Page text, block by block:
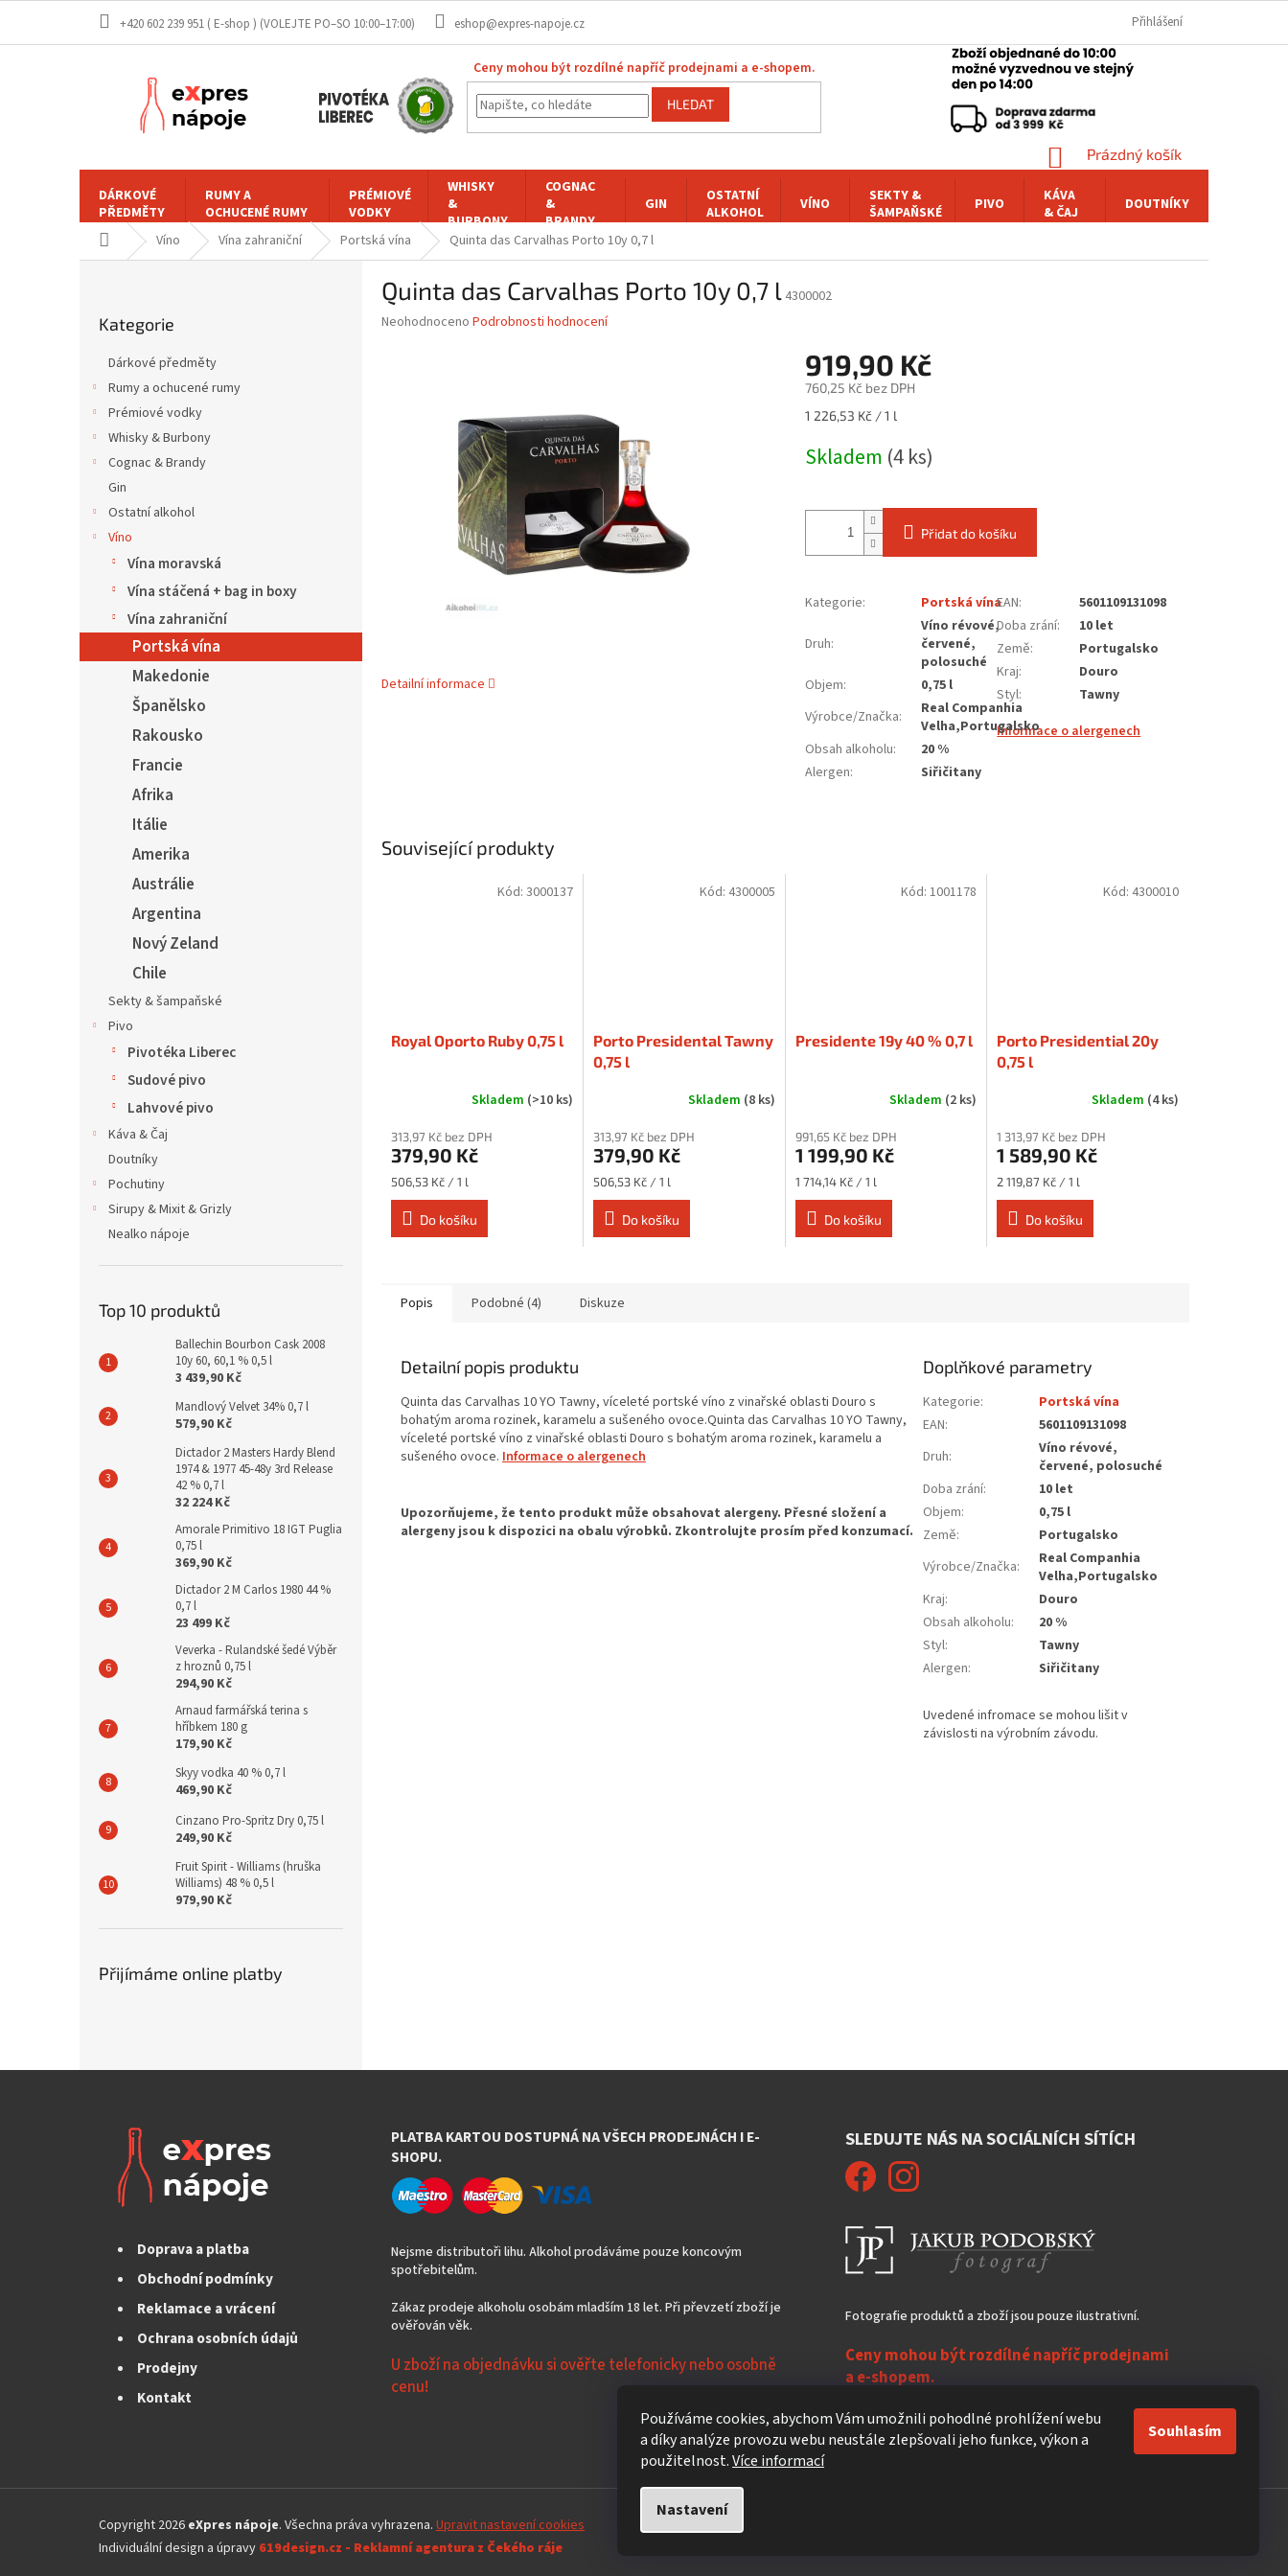
Používáme cookies, abychom Vám umožnili pohodlné prohlížení webu
a díky analýze provozu webu neustále zlepšovali jeho funkce, výkon a
použitelnost.Více informací
Nastavení
Souhlasím
obsah
+420 602 239 951 ( E-shop ) eshop@expres-napoje.cz Přihlášení
Ceny mohou být rozdílné napříč prodejnami a e-shopem.
HLEDAT
NÁKUPNÍ
KOŠÍK
Prázdný košík
DÁRKOVÉ
PŘEDMĚTY
RUMY A
OCHUCENÉ RUMY
PRÉMIOVÉ
VODKY
WHISKY
&
BURBONY
COGNAC
&
BRANDY
GIN
OSTATNÍ
ALKOHOL
VÍNO
SEKTY &
ŠAMPAŇSKÉ
PIVO
KÁVA
& ČAJ
DOUTNÍKY
Domů Víno Vína zahraniční Portská vína Quinta das Carvalhas Porto 10y 0,7 l
kategorie
Kategorie
Dárkové předměty
Rumy a ochucené rumy
Prémiové vodky
Whisky & Burbony
Cognac & Brandy
Gin
Ostatní alkohol
Víno
Vína moravská
Vína stáčená + bag in boxy
Vína zahraniční
Portská vína
Makedonie
Španělsko
Rakousko
Francie
Afrika
Itálie
Amerika
Austrálie
Argentina
Nový Zeland
Chile
Sekty & šampaňské
Pivo
Pivotéka Liberec
Sudové pivo
Lahvové pivo
Káva & Čaj
Doutníky
Pochutiny
Sirupy & Mixit & Grizly
Nealko nápoje
Top 10 produktů
Ballechin Bourbon Cask 2008
10y 60, 60,1 % 0,5 l
3 439,90 Kč
Mandlový Velvet 34% 0,7 l
579,90 Kč
Dictador 2 Masters Hardy Blend
1974 & 1977 45-48y 3rd Release
42 % 0,7 l
32 224 Kč
Amorale Primitivo 18 IGT Puglia
0,75 l
369,90 Kč
Dictador 2 M Carlos 1980 44 %
0,7 l
23 499 Kč
Veverka - Rulandské šedé Výběr
z hroznů 0,75 l
294,90 Kč
Arnaud farmářská terina s
hříbkem 180 g
179,90 Kč
Skyy vodka 40 % 0,7 l
469,90 Kč
Cinzano Pro-Spritz Dry 0,75 l
249,90 Kč
Fruit Spirit - Williams (hruška
Williams) 48 % 0,5 l
979,90 Kč
Přijímáme online platby
Quinta das Carvalhas Porto 10y 0,7 l 4300002
Průměrné
Neohodnoceno Podrobnosti hodnocení
Detailní informace
919,90 Kč
760,25 Kč bez DPH
Měrná
1 226,53 Kč / 1 l
Skladem (4 ks)
Přidat do košíku
Kategorie: Portská vína
Druh:
Víno révové,
červené,
polosuché
Objem:
0,75 l
Výrobce/Značka:
Real Companhia
Velha,Portugalsko
Obsah alkoholu:
20 %
Alergen: Siřičitany
EAN:
5601109131098
Doba zrání:
10 let
Země:
Portugalsko
Kraj:
Douro
Styl:
Tawny
Informace o alergenech
Související produkty
Royal Oporto Ruby 0,75 l
Skladem (>10 ks)
313,97 Kč bez DPH
379,90 Kč
Měrná
cena:
506,53 Kč / 1 l
Do košíku
Kód: 3000137
Porto Presidental Tawny
0,75 l
Skladem (8 ks)
313,97 Kč bez DPH
379,90 Kč
Měrná
cena:
506,53 Kč / 1 l
Do košíku
Kód: 4300005
Presidente 19y 40 % 0,7 l
Skladem (2 ks)
991,65 Kč bez DPH
1 199,90 Kč
Měrná
cena:
1 714,14 Kč / 1 l
Do košíku
Kód:1001178
Porto Presidential 20y
0,75 l
Skladem (4 ks)
1 313,97 Kč bez DPH
1 589,90 Kč
Měrná
cena:
2 119,87 Kč / 1 l
Do košíku
Kód: 4300010
Popis Podobné (4) Diskuze
Detailní popis produktu
Quinta das Carvalhas 10 YO Tawny, víceleté portské víno z vinařské oblasti Douro s
bohatým aroma rozinek, karamelu a sušeného ovoce.Quinta das Carvalhas 10 YO Tawny,
víceleté portské víno z vinařské oblasti Douro s bohatým aroma rozinek, karamelu a
sušeného ovoce. Informace o alergenech
Doplňkové parametry
Kategorie:
Portská vína
EAN:
5601109131098
Druh:
Víno révové,
červené, polosuché
Doba zrání:
10 let
Objem:
0,75 l
Země:
Portugalsko
Výrobce/Značka:
Real Companhia
Velha,Portugalsko
Kraj:
Douro
Obsah alkoholu:
20 %
Styl:
Tawny
Alergen: Siřičitany
Doprava a platba
Obchodní podmínky
Reklamace a vrácení
Ochrana osobních údajů
Prodejny
Kontakt
PLATBA KARTOU DOSTUPNÁ NA VŠECH PRODEJNÁCH I E-
SHOPU.
Nejsme distributoři lihu. Alkohol prodáváme pouze koncovým
spotřebitelům.
Zákaz prodeje alkoholu osobám mladším 18 let. Při převzetí zboží je
ověřován věk.
U zboží na objednávku si ověřte telefonicky nebo osobně
cenu!
SLEDUJTE NÁS NA SOCIÁLNÍCH SÍTÍCH
Fotografie produktů a zboží jsou pouze ilustrativní.
Ceny mohou být rozdílné napříč prodejnami
a e-shopem.
Nezasíláme do zahraničí!
Copyright 2026 eXpres nápoje. Všechna práva vyhrazena. Upravit nastavení cookies
Individuální design a úpravy 619design.cz - Reklamní agentura z Čekého ráje